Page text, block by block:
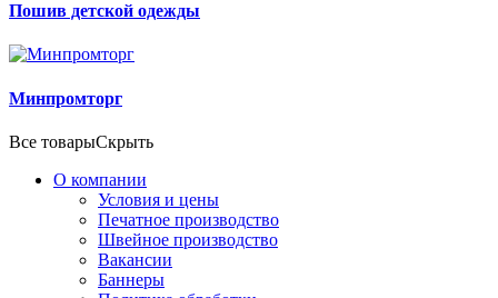
Пошив детской одежды
Минпромторг
Все товарыСкрыть
О компании
Условия и цены
Печатное производство
Швейное производство
Вакансии
Баннеры